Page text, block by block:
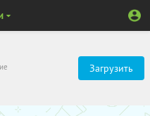
Загрузить